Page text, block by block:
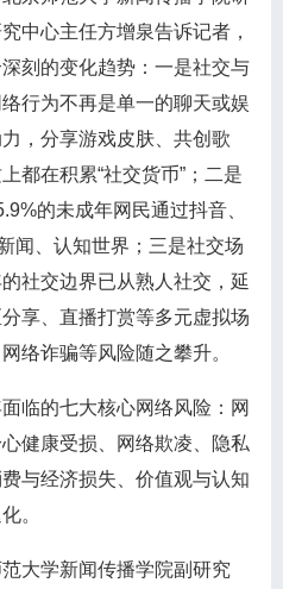
中心主任方增泉告诉记者，
刻的变化趋势：一是社交与
行为不再是单一的聊天或娱
，分享游戏皮肤、共创歌
都在积累“社交货币”；二是
的未成年网民通过抖音、
闻、认知世界；三是社交场
社交边界已从熟人社交，延
享、直播打赏等多元虚拟场
络诈骗等风险随之攀升。
的七大核心网络风险：网
健康受损、网络欺凌、隐私
与经济损失、价值观与认知
。
学新闻传播学院副研究